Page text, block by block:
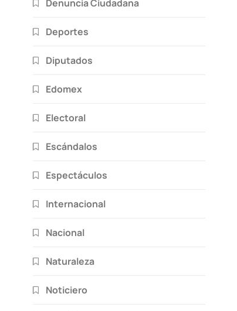
Denuncia Ciudadana
Deportes
Diputados
Edomex
Electoral
Escándalos
Espectáculos
Internacional
Nacional
Naturaleza
Noticiero